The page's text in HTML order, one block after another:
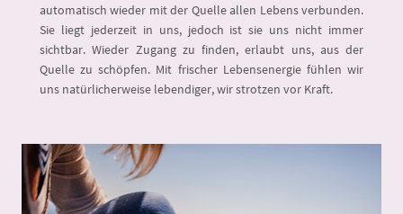
automatisch wieder mit der Quelle allen Lebens verbunden.
Sie liegt jederzeit in uns, jedoch ist sie uns nicht immer
sichtbar. Wieder Zugang zu finden, erlaubt uns, aus der
Quelle zu schöpfen. Mit frischer Lebensenergie fühlen wir
uns natürlicherweise lebendiger, wir strotzen vor Kraft.